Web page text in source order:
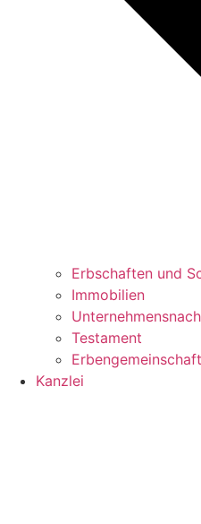
Erbschaften und
Immobilien
Testament
Erbengemeinschaft
Kanzlei